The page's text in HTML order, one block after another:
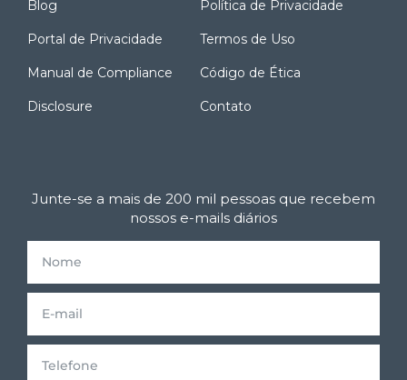
Blog Política de Privacidade
Portal de Privacidade Termos de Uso
Manual de Compliance Código de Ética
Disclosure Contato
Junte-se a mais de 200 mil pessoas que recebem
nossos e-mails diários